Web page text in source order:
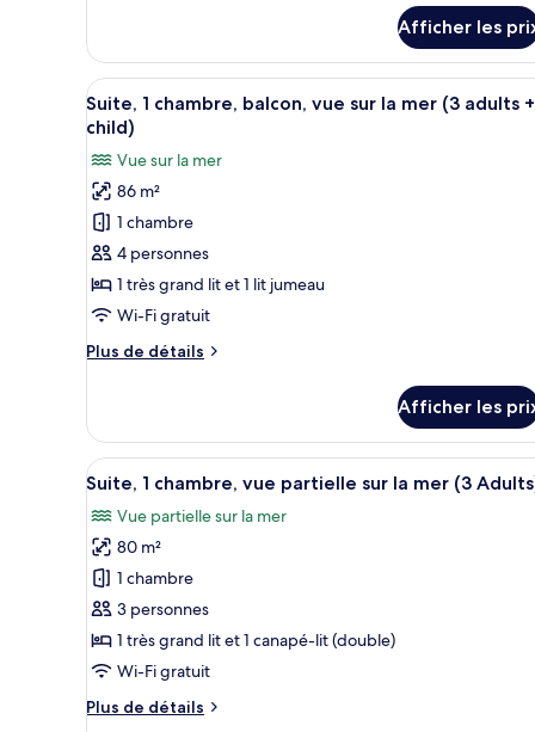
vue
sur
la
mer
(2
adults+
child)
1
chambre,
balcon,
vue
la
mer
(2
adults+
Afficher les
Afficher
toutes
photos
pour
ce
type
de
chambre :
1
vue
sur
mer
(3
adults
+
1
child)
Une chambre d’hôtel avec
12
Suite, 1 chambre, balcon, vue sur la mer (3 adults +
child)
Vue sur la mer
86 m²
1 chambre
4 personnes
1 très grand lit et 1 lit jumeau
Wi-Fi gratuit
Plus de détails
Plus
Suite,
chambre,
vue
sur
la
mer
(3
adults
+
Afficher les
Afficher
toutes
les
photos
pour
ce
type
de
chambre :
Suite,
Une chambre d’hôtel avec
10
Suite, 1 chambre, vue partielle sur la mer (3
Vue partielle sur la mer
80 m²
1 chambre
3 personnes
1 très grand lit et 1 canapé-lit (double)
Wi-Fi gratuit
Plus de détails
Plus